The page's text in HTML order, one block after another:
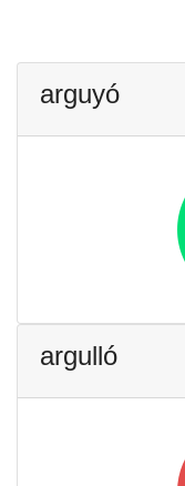
arguyó
argulló